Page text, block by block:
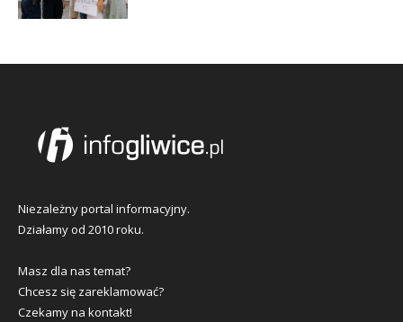
Niezależny portal informacyjny.
Działamy od 2010 roku.
Masz dla nas temat?
Chcesz się zareklamować?
Czekamy na kontakt!